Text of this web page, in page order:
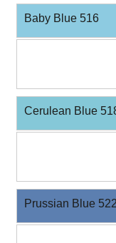
Baby Blue 516
Cerulean Blue
Prussian Blue 522